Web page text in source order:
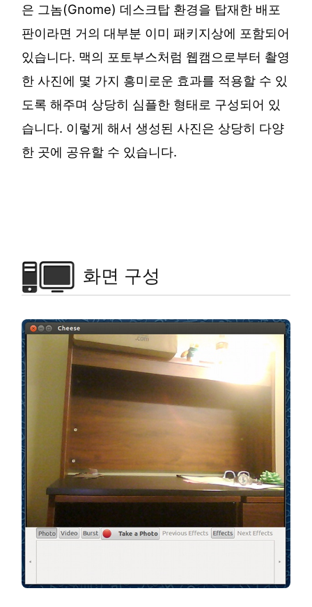
은 그놈(Gnome) 데스크탑 환경을 탑재한 배포
판이라면 거의 대부분 이미 패키지상에 포함되어
있습니다. 맥의 포토부스처럼 웹캠으로부터 촬영
한 사진에 몇 가지 흥미로운 효과를 적용할 수 있
도록 해주며 상당히 심플한 형태로 구성되어 있
습니다. 이렇게 해서 생성된 사진은 상당히 다양
한 곳에 공유할 수 있습니다.
화면 구성